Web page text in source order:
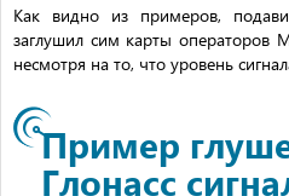
Как видно из примеров,
заглушил сим карты операторов
несмотря на то, что уровень
Пример
Глонасс